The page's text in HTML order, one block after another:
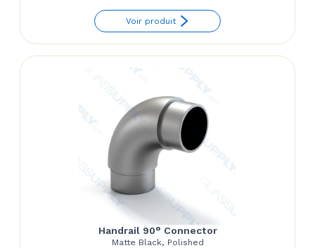
through
Voir produit
Handrail 90° Connector
Matte Black, Polished